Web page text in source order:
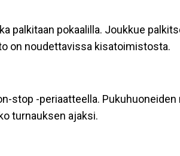
palkitaan pokaalilla. Joukkue
on noudettavissa kisatoimistosta.
stop -periaatteella. Pukuhuoneiden
turnauksen ajaksi.